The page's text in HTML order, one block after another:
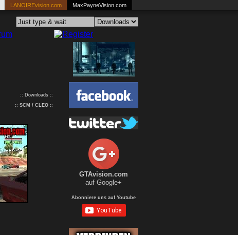
LANOIREvision.com MaxPayneVision.com
:: Downloads ::
:: SCM / CLEO ::
GTAvision.com
auf Google+
Abonniere uns auf Youtube